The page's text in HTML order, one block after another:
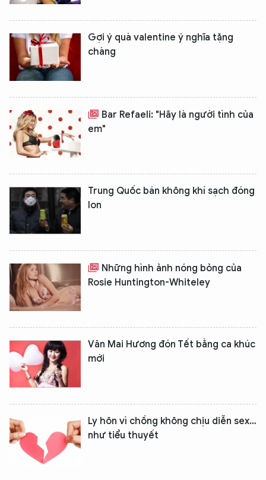
Gợi ý quà valentine ý nghĩa tặng
chàng
Bar Refaeli: "Hãy là người tình của
em"
Trung Quốc bán không khí sạch đóng
lon
Những hình ảnh nóng bỏng của
Rosie Huntington-Whiteley
Văn Mai Hương đón Tết bằng ca khúc
mới
Ly hôn vì chồng không chịu diễn sex…
như tiểu thuyết